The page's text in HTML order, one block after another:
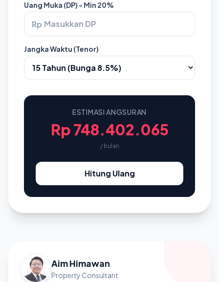
Uang Muka (DP) - Min 20%
Rp
Jangka Waktu (Tenor)
ESTIMASI ANGSURAN
Rp 748.402.065
/ bulan
Hitung Ulang
Aim Himawan
Property Consultant